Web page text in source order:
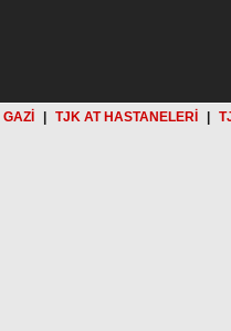
GAZİ TJK AT HASTANELERİ